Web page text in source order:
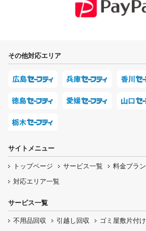
その他対応エリア
サイトメニュー
トップページ サービス一覧 料金プラン
対応エリア一覧
サービス一覧
不用品回収 引越し回収
ゴミ屋敷片付け